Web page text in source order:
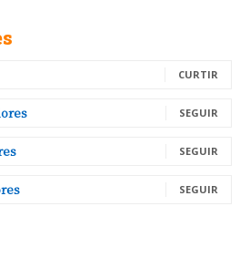
CURTIR
SEGUIR
SEGUIR
SEGUIR